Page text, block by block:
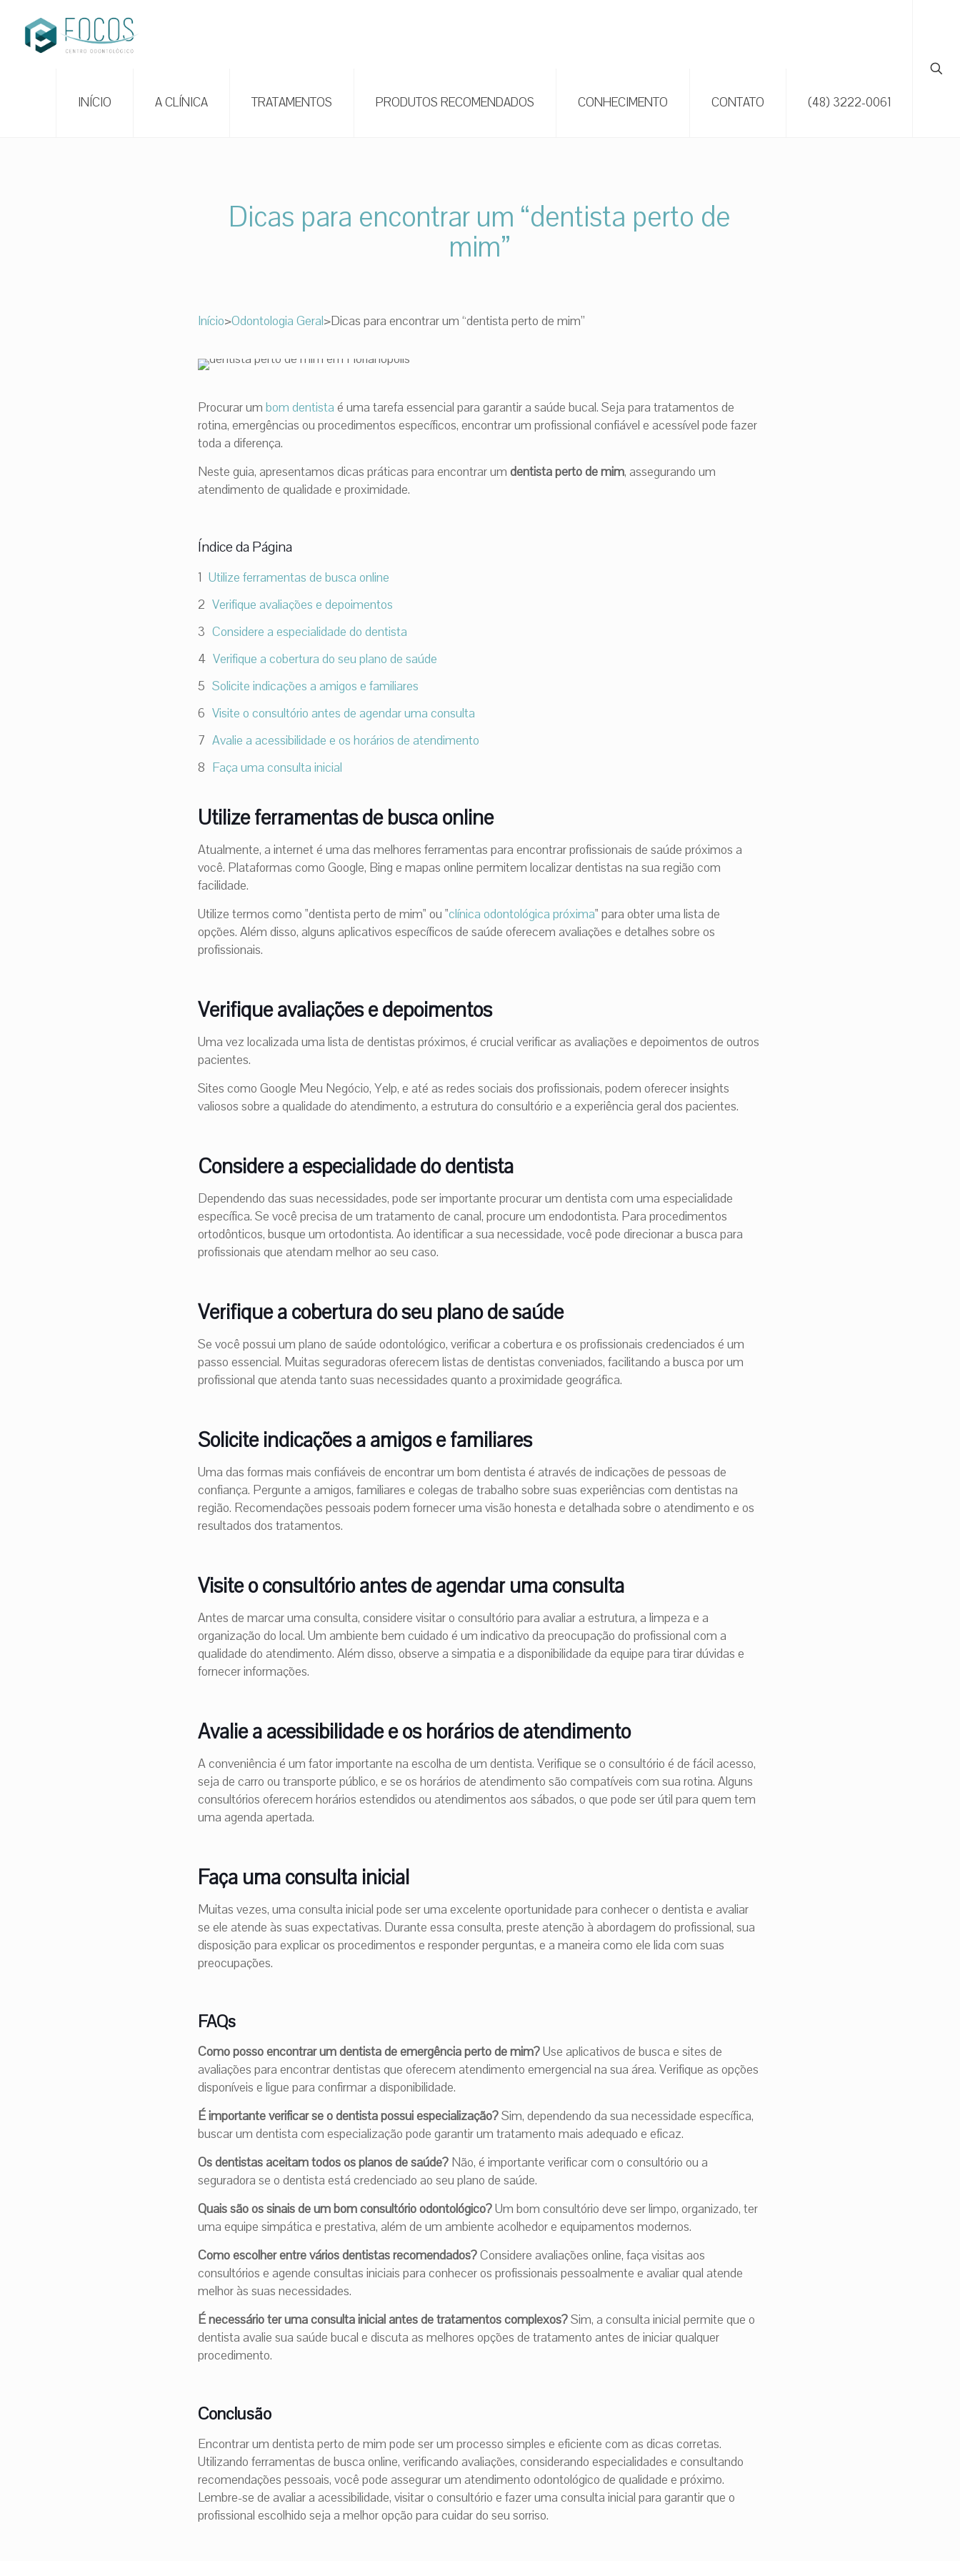
INÍCIO A CLÍNICA TRATAMENTOS PRODUTOS RECOMENDADOS CONHECIMENTO CONTATO (48) 3222-0061
Dicas para encontrar um “dentista perto de
mim”
Início>Odontologia Geral>Dicas para encontrar um “dentista perto de mim”
Procurar umbom dentista é uma tarefa essencial para garantir a saúde bucal. Seja para tratamentos de
rotina, emergências ou procedimentos específicos, encontrar um profissional confiável e acessível pode fazer
toda a diferença.
Neste guia, apresentamos dicas práticas para encontrar umdentista perto de mim, assegurando um
atendimento de qualidade e proximidade.
Índice da Página
Utilize ferramentas de busca online
Verifique avaliações e depoimentos
Considere a especialidade do dentista
Verifique a cobertura do seu plano de saúde
Solicite indicações a amigos e familiares
Visite o consultório antes de agendar uma consulta
Avalie a acessibilidade e os horários de atendimento
Faça uma consulta inicial
Utilize ferramentas de busca online
Atualmente, a internet é uma das melhores ferramentas para encontrar profissionais de saúde próximos a
você. Plataformas como Google, Bing e mapas online permitem localizar dentistas na sua região com
facilidade.
Utilize termos como "dentista perto de mim" ou "clínica odontológica próxima" para obter uma lista de
opções. Além disso, alguns aplicativos específicos de saúde oferecem avaliações e detalhes sobre os
profissionais.
Verifique avaliações e depoimentos
Uma vez localizada uma lista de dentistas próximos, é crucial verificar as avaliações e depoimentos de outros
pacientes.
Sites como Google Meu Negócio, Yelp, e até as redes sociais dos profissionais, podem oferecer insights
valiosos sobre a qualidade do atendimento, a estrutura do consultório e a experiência geral dos pacientes.
Considere a especialidade do dentista
Dependendo das suas necessidades, pode ser importante procurar um dentista com uma especialidade
específica. Se você precisa de um tratamento de canal, procure um endodontista. Para procedimentos
ortodônticos, busque um ortodontista. Ao identificar a sua necessidade, você pode direcionar a busca para
profissionais que atendam melhor ao seu caso.
Verifique a cobertura do seu plano de saúde
Se você possui um plano de saúde odontológico, verificar a cobertura e os profissionais credenciados é um
passo essencial. Muitas seguradoras oferecem listas de dentistas conveniados, facilitando a busca por um
profissional que atenda tanto suas necessidades quanto a proximidade geográfica.
Solicite indicações a amigos e familiares
Uma das formas mais confiáveis de encontrar um bom dentista é através de indicações de pessoas de
confiança. Pergunte a amigos, familiares e colegas de trabalho sobre suas experiências com dentistas na
região. Recomendações pessoais podem fornecer uma visão honesta e detalhada sobre o atendimento e os
resultados dos tratamentos.
Visite o consultório antes de agendar uma consulta
Antes de marcar uma consulta, considere visitar o consultório para avaliar a estrutura, a limpeza e a
organização do local. Um ambiente bem cuidado é um indicativo da preocupação do profissional com a
qualidade do atendimento. Além disso, observe a simpatia e a disponibilidade da equipe para tirar dúvidas e
fornecer informações.
Avalie a acessibilidade e os horários de atendimento
A conveniência é um fator importante na escolha de um dentista. Verifique se o consultório é de fácil acesso,
seja de carro ou transporte público, e se os horários de atendimento são compatíveis com sua rotina. Alguns
consultórios oferecem horários estendidos ou atendimentos aos sábados, o que pode ser útil para quem tem
uma agenda apertada.
Faça uma consulta inicial
Muitas vezes, uma consulta inicial pode ser uma excelente oportunidade para conhecer o dentista e avaliar
se ele atende às suas expectativas. Durante essa consulta, preste atenção à abordagem do profissional, sua
disposição para explicar os procedimentos e responder perguntas, e a maneira como ele lida com suas
preocupações.
FAQs
Como posso encontrar um dentista de emergência perto de mim?Use aplicativos de busca e sites de
avaliações para encontrar dentistas que oferecem atendimento emergencial na sua área. Verifique as opções
disponíveis e ligue para confirmar a disponibilidade.
É importante verificar se o dentista possui especialização?Sim, dependendo da sua necessidade específica,
buscar um dentista com especialização pode garantir um tratamento mais adequado e eficaz.
Os dentistas aceitam todos os planos de saúde? Não, é importante verificar com o consultório ou a
seguradora se o dentista está credenciado ao seu plano de saúde.
Quais são os sinais de um bom consultório odontológico?Um bom consultório deve ser limpo, organizado, ter
uma equipe simpática e prestativa, além de um ambiente acolhedor e equipamentos modernos.
Como escolher entre vários dentistas recomendados?Considere avaliações online, faça visitas aos
consultórios e agende consultas iniciais para conhecer os profissionais pessoalmente e avaliar qual atende
melhor às suas necessidades.
É necessário ter uma consulta inicial antes de tratamentos complexos?Sim, a consulta inicial permite que o
dentista avalie sua saúde bucal e discuta as melhores opções de tratamento antes de iniciar qualquer
procedimento.
Conclusão
Encontrar um dentista perto de mim pode ser um processo simples e eficiente com as dicas corretas.
Utilizando ferramentas de busca online, verificando avaliações, considerando especialidades e consultando
recomendações pessoais, você pode assegurar um atendimento odontológico de qualidade e próximo.
Lembre-se de avaliar a acessibilidade, visitar o consultório e fazer uma consulta inicial para garantir que o
profissional escolhido seja a melhor opção para cuidar do seu sorriso.